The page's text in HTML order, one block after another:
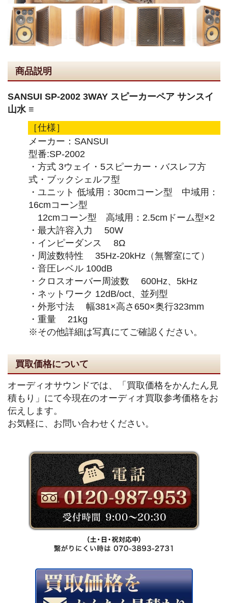
商品説明
SANSUI SP-2002 3WAY スピーカーペア サンスイ
山水 ≡
［仕様］
メーカー：SANSUI
型番:SP-2002
・方式 3ウェイ・5スピーカー・バスレフ方
式・ブックシェルフ型
・ユニット 低域用：30cmコーン型 中域用：
16cmコーン型
12cmコーン型 高域用：2.5cmドーム型×2
・最大許容入力 50W
・インピーダンス 8Ω
・周波数特性 35Hz-20kHz（無響室にて）
・音圧レベル 100dB
・クロスオーバー周波数 600Hz、5kHz
・ネットワーク 12dB/oct、並列型
・外形寸法 幅381×高さ650×奥行323mm
・重量 21kg
※その他詳細は写真にてご確認ください。
買取価格について
オーディオサウンドでは、「買取価格をかんたん見
積もり」にて今現在のオーディオ買取参考価格をお
伝えします。
お気軽に、お問い合わせください。